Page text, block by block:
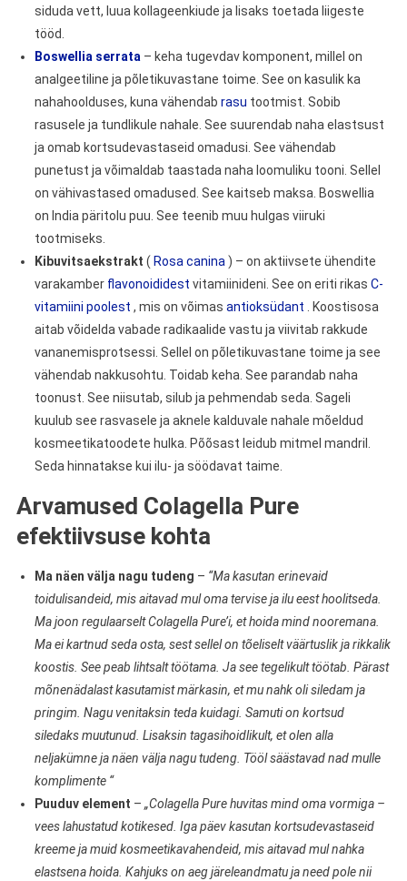
siduda vett, luua kollageenkiude ja lisaks toetada liigeste
tööd.
Boswellia serrata – keha tugevdav komponent, millel on
analgeetiline ja põletikuvastane toime. See on kasulik ka
nahahoolduses, kuna vähendab rasu tootmist. Sobib
rasusele ja tundlikule nahale. See suurendab naha elastsust
ja omab kortsudevastaseid omadusi. See vähendab
punetust ja võimaldab taastada naha loomuliku tooni. Sellel
on vähivastased omadused. See kaitseb maksa. Boswellia
on India päritolu puu. See teenib muu hulgas viiruki
tootmiseks.
Kibuvitsaekstrakt ( Rosa canina ) – on aktiivsete ühendite
varakamber flavonoididest vitamiinideni. See on eriti rikas C-
vitamiini poolest , mis on võimas antioksüdant . Koostisosa
aitab võidelda vabade radikaalide vastu ja viivitab rakkude
vananemisprotsessi. Sellel on põletikuvastane toime ja see
vähendab nakkusohtu. Toidab keha. See parandab naha
toonust. See niisutab, silub ja pehmendab seda. Sageli
kuulub see rasvasele ja aknele kalduvale nahale mõeldud
kosmeetikatoodete hulka. Põõsast leidub mitmel mandril.
Seda hinnatakse kui ilu- ja söödavat taime.
Arvamused Colagella Pure
efektiivsuse kohta
Ma näen välja nagu tudeng – “Ma kasutan erinevaid
toidulisandeid, mis aitavad mul oma tervise ja ilu eest hoolitseda.
Ma joon regulaarselt Colagella Pure’i, et hoida mind nooremana.
Ma ei kartnud seda osta, sest sellel on tõeliselt väärtuslik ja rikkalik
koostis. See peab lihtsalt töötama. Ja see tegelikult töötab. Pärast
mõnenädalast kasutamist märkasin, et mu nahk oli siledam ja
pringim. Nagu venitaksin teda kuidagi. Samuti on kortsud
siledaks muutunud. Lisaksin tagasihoidlikult, et olen alla
neljakümne ja näen välja nagu tudeng. Tööl säästavad nad mulle
komplimente “
Puuduv element – „Colagella Pure huvitas mind oma vormiga –
vees lahustatud kotikesed. Iga päev kasutan kortsudevastaseid
kreeme ja muid kosmeetikavahendeid, mis aitavad mul nahka
elastsena hoida. Kahjuks on aeg järeleandmatu ja need pole nii